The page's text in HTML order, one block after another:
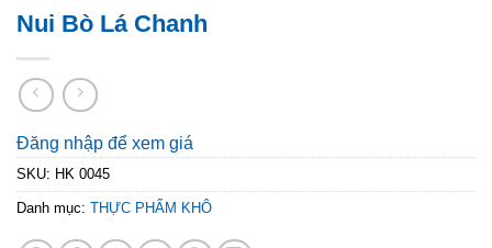
Nui Bò Lá Chanh
Đăng nhập để xem giá
SKU: HK 0045
Danh mục: THỰC PHẨM KHÔ